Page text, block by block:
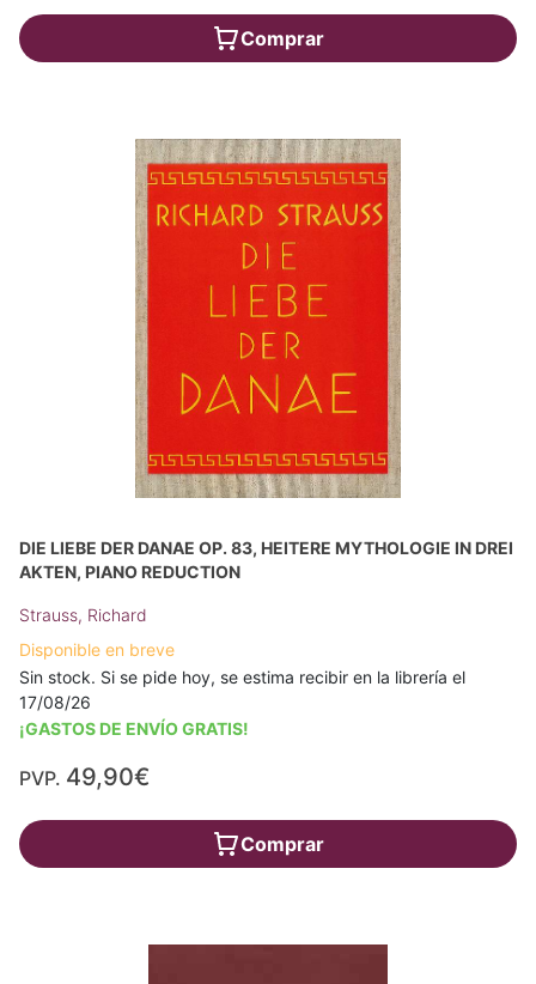
Comprar
DIE LIEBE DER DANAE OP. 83, HEITERE MYTHOLOGIE IN DREI
AKTEN, PIANO REDUCTION
Strauss, Richard
Disponible en breve
Sin stock. Si se pide hoy, se estima recibir en la librería el
17/08/26
¡GASTOS DE ENVÍO GRATIS!
PVP. 49,90€
Comprar